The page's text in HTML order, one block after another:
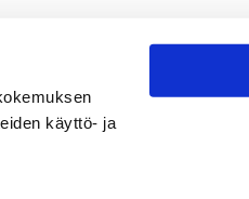
käyttö- ja